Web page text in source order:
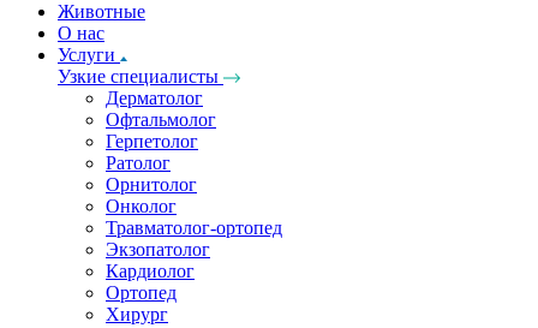
Животные
О нас
Услуги
Узкие специалисты
Дерматолог
Офтальмолог
Герпетолог
Ратолог
Орнитолог
Онколог
Травматолог-ортопед
Экзопатолог
Кардиолог
Ортопед
Хирург